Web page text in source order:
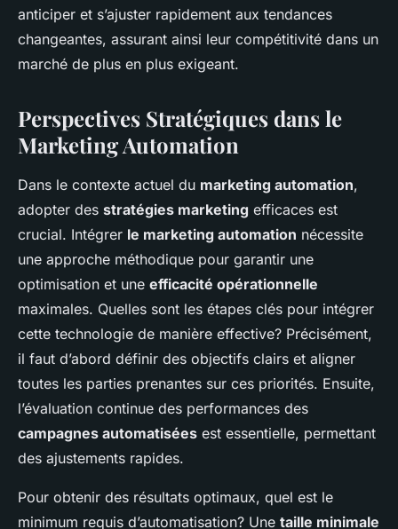
anticiper et s’ajuster rapidement aux tendances
changeantes, assurant ainsi leur compétitivité dans un
marché de plus en plus exigeant.
Perspectives Stratégiques dans le
Marketing Automation
Dans le contexte actuel du marketing automation,
adopter des stratégies marketing efficaces est
crucial. Intégrer le marketing automation nécessite
une approche méthodique pour garantir une
optimisation et une efficacité opérationnelle
maximales. Quelles sont les étapes clés pour intégrer
cette technologie de manière effective? Précisément,
il faut d’abord définir des objectifs clairs et aligner
toutes les parties prenantes sur ces priorités. Ensuite,
l’évaluation continue des performances des
campagnes automatisées est essentielle, permettant
des ajustements rapides.
Pour obtenir des résultats optimaux, quel est le
minimum requis d’automatisation? Une taille minimale